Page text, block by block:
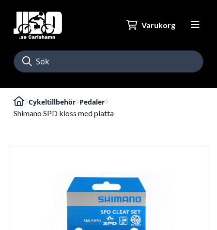
Varukorg
Cykeltillbehör Pedaler
Shimano SPD kloss med platta